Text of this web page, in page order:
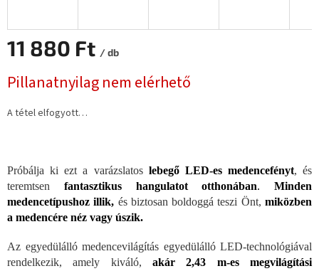
11 880 Ft / db
Pillanatnyilag nem elérhető
A tétel elfogyott…
Próbálja ki ezt a varázslatoslebegő LED-es medencefényt, és
teremtsen fantasztikus hangulatot otthonában. Minden
medencetípushoz illik, és biztosan boldoggá teszi Önt,miközben
a medencére néz vagy úszik.
Az egyedülálló medencevilágítás egyedülálló LED-technológiával
rendelkezik, amely kiváló, akár 2,43 m-es megvilágítási